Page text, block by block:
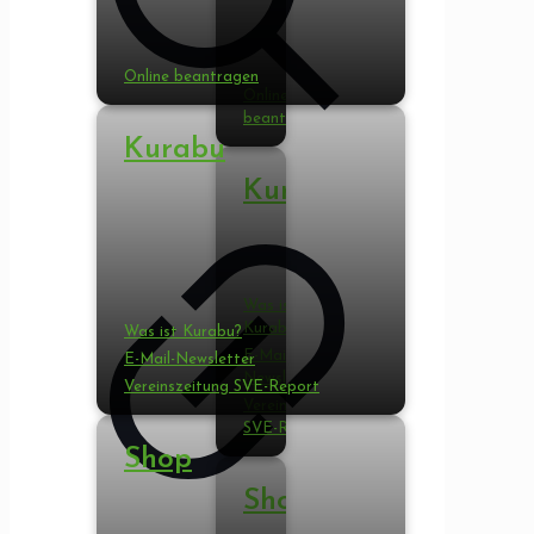
beantragen
Kurabu
Was ist
Kurabu?
E-Mail-
Newsletter
Vereinszeitung
SVE-Report
Shop
Online beantragen
Kurabu
Was ist Kurabu?
E-Mail-Newsletter
Vereinszeitung SVE-Report
Shop